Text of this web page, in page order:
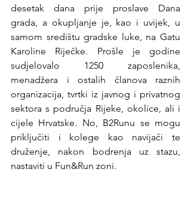
desetak dana prije proslave Dana
grada, a okupljanje je, kao i uvijek, u
samom središtu gradske luke, na Gatu
Karoline Riječke. Prošle je godine
sudjelovalo 1250 zaposlenika,
menadžera i ostalih članova raznih
organizacija, tvrtki iz javnog i privatnog
sektora s područja Rijeke, okolice, ali i
cijele Hrvatske. No, B2Runu se mogu
priključiti i kolege kao navijači te
druženje, nakon bodrenja uz stazu,
nastaviti u Fun&Run zoni.